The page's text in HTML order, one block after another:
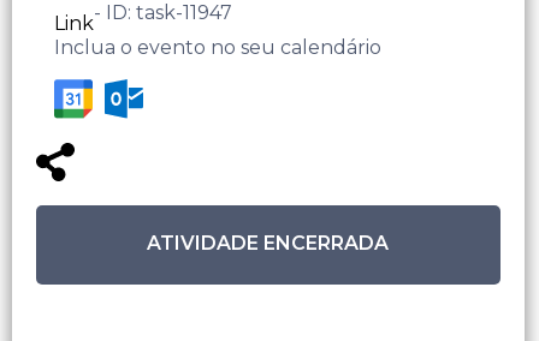
Link- ID: task-11947
Inclua o evento no seu calendário
ATIVIDADE ENCERRADA